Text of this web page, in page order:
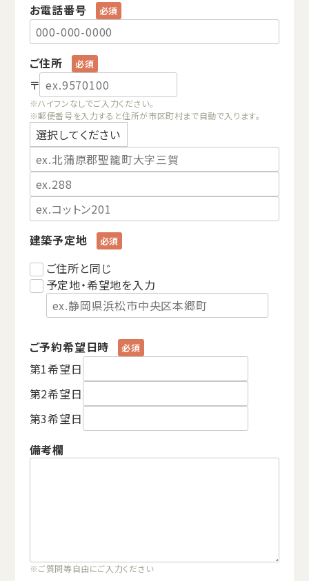
お電話番号
ご住所
〒
※ハイフンなしでご入力ください。
※郵便番号を入力すると住所が市区町村まで自動で入ります。
建築予定地
ご住所と同じ
予定地・希望地を入力
ご予約希望日時
第1希望日
第2希望日
第3希望日
備考欄
※ご質問等自由にご入力ください